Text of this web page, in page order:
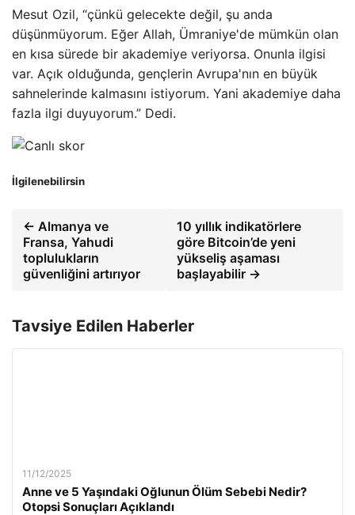
Mesut Ozil, “çünkü gelecekte değil, şu anda
düşünmüyorum. Eğer Allah, Ümraniye'de mümkün olan
en kısa sürede bir akademiye veriyorsa. Onunla ilgisi
var. Açık olduğunda, gençlerin Avrupa'nın en büyük
sahnelerinde kalmasını istiyorum. Yani akademiye daha
fazla ilgi duyuyorum.” Dedi.
İlgilenebilirsin
← Almanya ve
Fransa, Yahudi
toplulukların
güvenliğini artırıyor
10 yıllık indikatörlere
göre Bitcoin’de yeni
yükseliş aşaması
başlayabilir →
Tavsiye Edilen Haberler
11/12/2025
Anne ve 5 Yaşındaki Oğlunun Ölüm Sebebi Nedir?
Otopsi Sonuçları Açıklandı